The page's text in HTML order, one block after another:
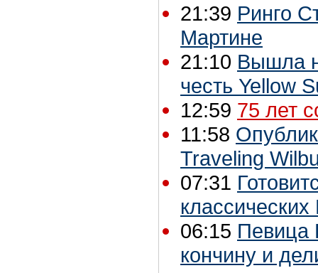
21:39 Ринго
Мартине
21:10 Вышла
честь Yellow
12:59 75 лет
11:58
Traveling
07:31
06:15 Певица
кончину и